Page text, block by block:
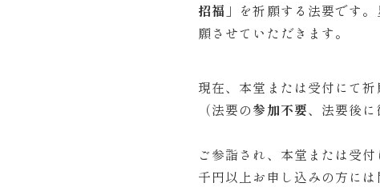
招福」 を祈願する法要です
願させていただきます。
現在、本堂または受付にて
（法要の参加不要、法要後に
ご参詣され、本堂または受
千円以上お申し込みの方に